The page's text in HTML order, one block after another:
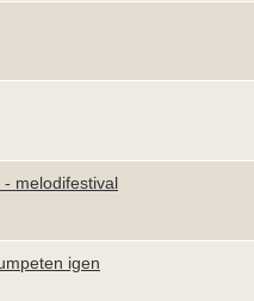
melodifestival
igen